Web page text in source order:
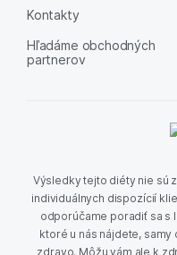
Kontakty
Hľadáme obchodných
partnerov
Výsledky tejto diéty nie sú
individuálnych dispozícií
odporúčame poradiť sa s
ktoré u nás nájdete,
zdravo. Môžu vám ale k